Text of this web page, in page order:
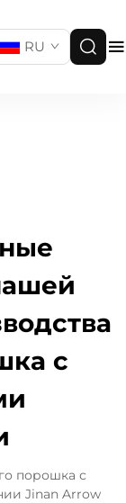
RU
с
порошка с
Jinan Arrow